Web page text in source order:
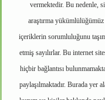
vermektedir. Bu nedenle,
araştırma
içeriklerin sorumluluğunu
etmiş sayılırlar. Bu internet
hiçbir bağlantısı
paylaşılmaktadır. Burada yer